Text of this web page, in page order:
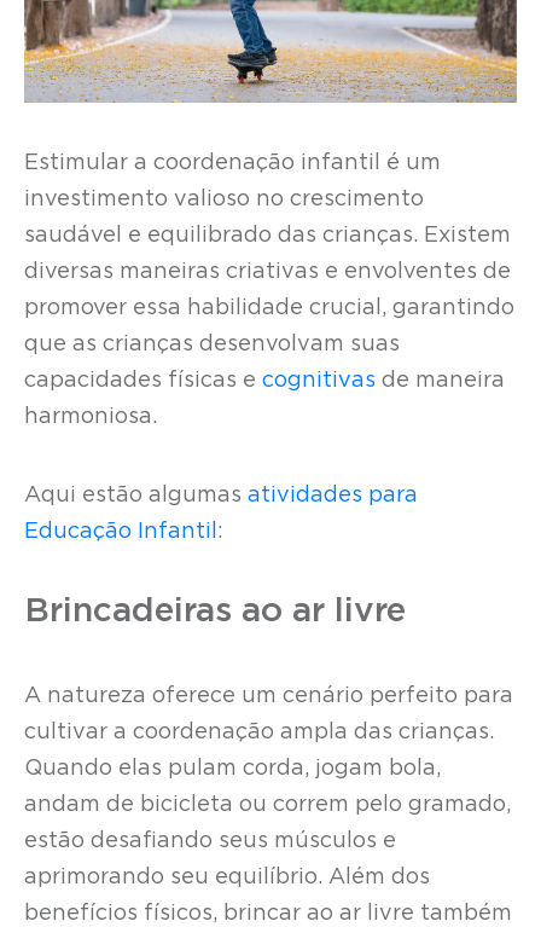
Estimular a coordenação infantil é um
investimento valioso no crescimento
saudável e equilibrado das crianças. Existem
diversas maneiras criativas e envolventes de
promover essa habilidade crucial, garantindo
que as crianças desenvolvam suas
capacidades físicas e cognitivas de maneira
harmoniosa.
Aqui estão algumas atividades para
Educação Infantil :
Brincadeiras ao ar livre
A natureza oferece um cenário perfeito para
cultivar a coordenação ampla das crianças.
Quando elas pulam corda, jogam bola,
andam de bicicleta ou correm pelo gramado,
estão desafiando seus músculos e
aprimorando seu equilíbrio. Além dos
benefícios físicos, brincar ao ar livre também